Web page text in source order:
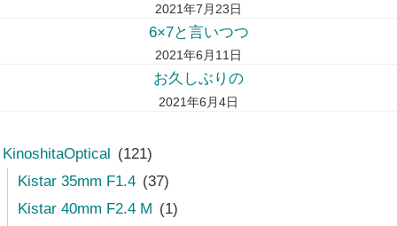
2021年7月23日
6×7と言いつつ
2021年6月11日
お久しぶりの
2021年6月4日
KinoshitaOptical (121)
Kistar 35mm F1.4 (37)
Kistar 40mm F2.4 M (1)